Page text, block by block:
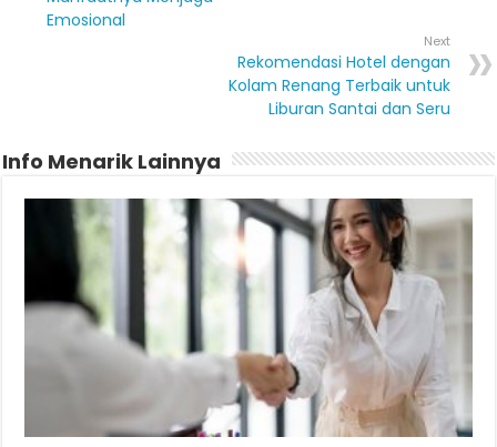
Emosional
Next
Rekomendasi Hotel dengan
Kolam Renang Terbaik untuk
Liburan Santai dan Seru
Info Menarik Lainnya